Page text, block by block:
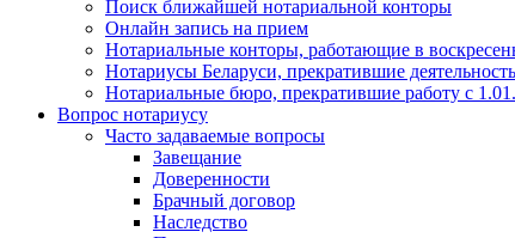
Поиск ближайшей нотариальной конторы
Онлайн запись на прием
Нотариальные конторы, работающие в
Нотариусы Беларуси, прекратившие деятельность
Нотариальные бюро, прекратившие работу с
Вопрос нотариусу
Часто задаваемые вопросы
Завещание
Доверенности
Брачный договор
Наследство